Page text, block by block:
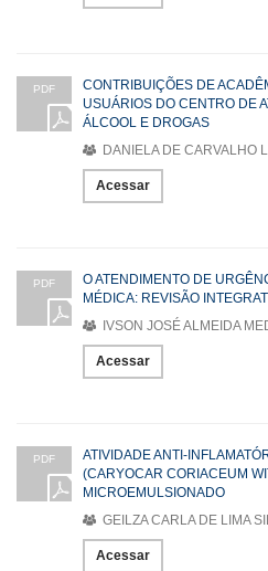
PDF
CONTRIBUIÇÕES DE
USUÁRIOS DO CENTRO DE
ÁLCOOL E DROGAS
DANIELA DE CARVALHO
Acessar
PDF
O ATENDIMENTO DE
MÉDICA: REVISÃO
IVSON JOSÉ ALMEIDA
Acessar
PDF
ATIVIDADE ANTI-
(CARYOCAR CORIACEUM
MICROEMULSIONADO
GEILZA CARLA DE LIMA
Acessar